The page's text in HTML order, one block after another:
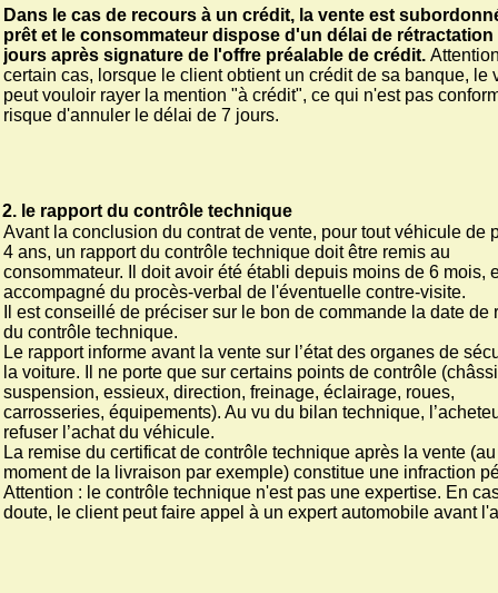
Dans le cas de recours à un crédit, la vente est
prêt et le consommateur dispose d'un délai de rétractation
jours après signature de l'offre préalable de crédit.
certain cas, lorsque le client obtient un crédit de sa banque, le
peut vouloir rayer la mention "à crédit", ce qui n'est pas
risque d'annuler le délai de 7 jours.
2. le rapport du contrôle technique
Avant la conclusion du contrat de vente, pour tout véhicule de
4 ans, un rapport du contrôle technique doit être remis au
consommateur. Il doit avoir été établi depuis moins de 6 mois,
accompagné du procès-verbal de l'éventuelle contre-visite.
Il est conseillé de préciser sur le bon de commande la date de
du contrôle technique.
Le rapport informe avant la vente sur l’état des organes de
la voiture. Il ne porte que sur certains points de contrôle
suspension, essieux, direction, freinage, éclairage, roues,
carrosseries, équipements). Au vu du bilan technique,
refuser l’achat du véhicule.
La remise du certificat de contrôle technique après la vente (au
moment de la livraison par exemple) constitue une infraction
Attention : le contrôle technique n'est pas une expertise. En
doute, le client peut faire appel à un expert automobile avant